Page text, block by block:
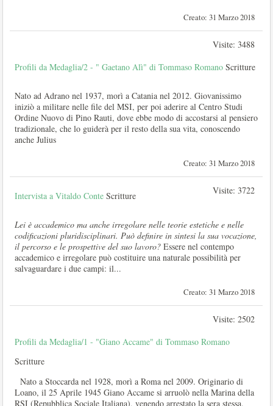
Creato: 31 Marzo 2018
Visite: 3488
Profili da Medaglia/2 - " Gaetano Alì" di Tommaso Romano Scritture
Nato ad Adrano nel 1937, morì a Catania nel 2012. Giovanissimo
iniziò a militare nelle file del MSI, per poi aderire al Centro Studi
Ordine Nuovo di Pino Rauti, dove ebbe modo di accostarsi al pensiero
tradizionale, che lo guiderà per il resto della sua vita, conoscendo
anche Julius
Creato: 31 Marzo 2018
Visite: 3722
Intervista a Vitaldo Conte Scritture
Lei è accademico ma anche irregolare nelle teorie estetiche e nelle
codificazioni pluridisciplinari. Può definire in sintesi la sua vocazione,
il percorso e le prospettive del suo lavoro? Essere nel contempo
accademico e irregolare può costituire una naturale possibilità per
salvaguardare i due campi: il...
Creato: 31 Marzo 2018
Visite: 2502
Profili da Medaglia/1 - "Giano Accame" di Tommaso Romano
Scritture
Nato a Stoccarda nel 1928, morì a Roma nel 2009. Originario di
Loano, il 25 Aprile 1945 Giano Accame si arruolò nella Marina della
RSI (Repubblica Sociale Italiana), venendo arrestato la sera stessa.